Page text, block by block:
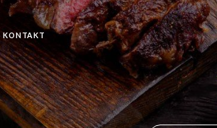
KONTAKT